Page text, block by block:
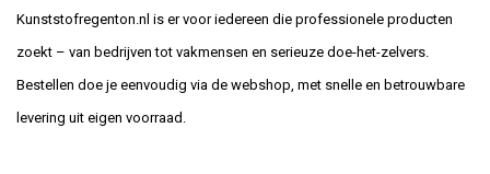
Kunststofregenton.nl is er voor iedereen die professionele producten
zoekt – van bedrijven tot vakmensen en serieuze doe-het-zelvers.
Bestellen doe je eenvoudig via de webshop, met snelle en betrouwbare
levering uit eigen voorraad.